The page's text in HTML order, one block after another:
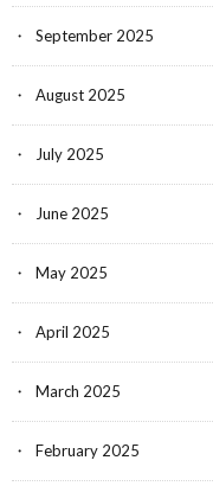
September 2025
August 2025
July 2025
June 2025
May 2025
April 2025
March 2025
February 2025